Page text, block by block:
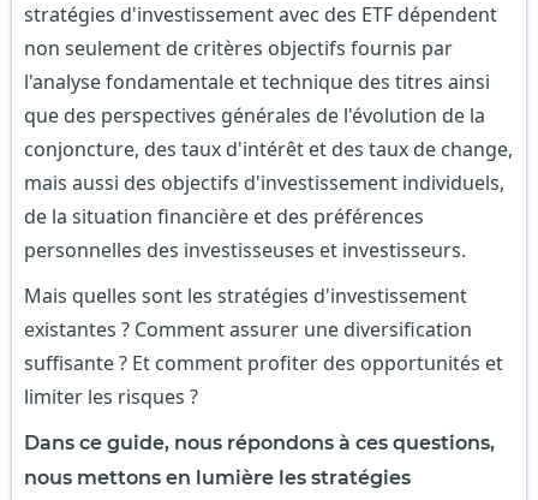
stratégies d'investissement avec des ETF dépendent
non seulement de critères objectifs fournis par
l'analyse fondamentale et technique des titres ainsi
que des perspectives générales de l'évolution de la
conjoncture, des taux d'intérêt et des taux de change,
mais aussi des objectifs d'investissement individuels,
de la situation financière et des préférences
personnelles des investisseuses et investisseurs.
Mais quelles sont les stratégies d'investissement
existantes ? Comment assurer une diversification
suffisante ? Et comment profiter des opportunités et
limiter les risques ?
Dans ce guide, nous répondons à ces questions,
nous mettons en lumière les stratégies